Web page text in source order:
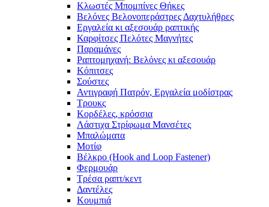
Κλωστές Μπομπίνες Θήκες
Βελόνες Βελονοπεράστρες Δαχτυλήθρες
Εργαλεία κι αξεσουάρ ραπτικής
Καρφίτσες Πελότες Μαγνήτες
Παραμάνες
Ραπτομηχανή: Βελόνες κι αξεσουάρ
Κόπιτσες
Σούστες
Αντιγραφή Πατρόν, Εργαλεία μοδίστρας
Τρουκς
Κορδέλες, κρόσσια
Λάστιχα Στρίφωμα Μανσέτες
Μπαλώματα
Mοτίφ
Βέλκρο (Hook and Loop Fastener)
Φερμουάρ
Τρέσα ραπτ/κεντ
Δαντέλες
Κουμπιά